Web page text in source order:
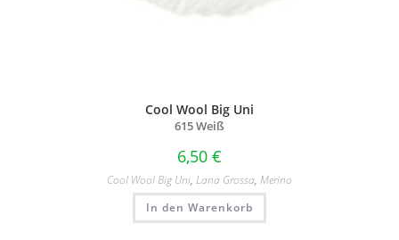
Cool Wool Big Uni
615 Weiß
6,50 €
Cool Wool Big Uni, Lana Grossa, Merino
In den Warenkorb